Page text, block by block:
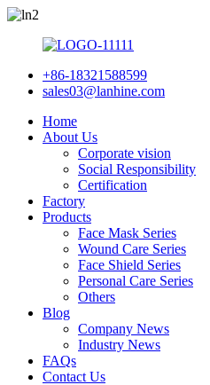
+86-18321588599
sales03@lanhine.com
Home
About Us
Corporate vision
Social Responsibility
Certification
Factory
Products
Face Mask Series
Wound Care Series
Face Shield Series
Personal Care Series
Others
Blog
Company News
Industry News
FAQs
Contact Us